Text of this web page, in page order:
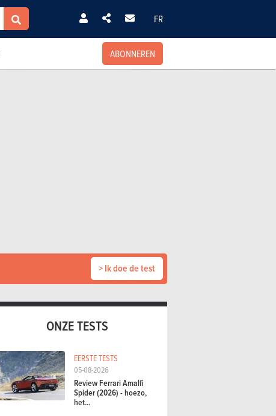
FR
ABONNEREN
> Ik doe de test
ONZE TESTS
EERSTE TESTS
05-08-2026
Review Ferrari Amalfi
Spider (2026) - hoezo,
het...